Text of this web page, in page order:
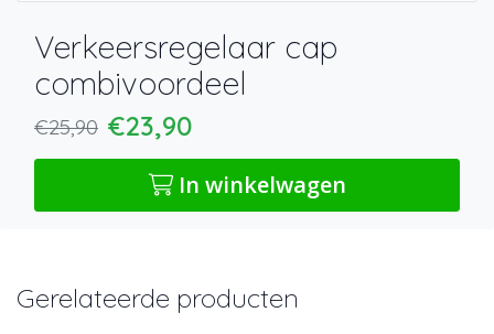
Verkeersregelaar cap
combivoordeel
€25,90 €23,90
In winkelwagen
Gerelateerde producten